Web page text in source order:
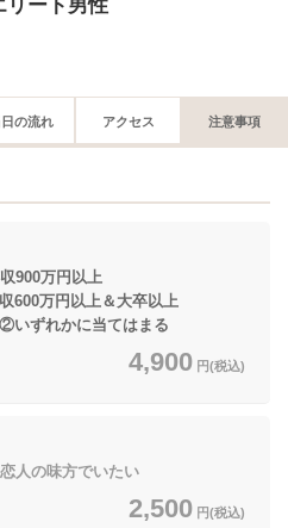
リート男性
日の流れ アクセス 注意事項
900万円以上
上＆大卒以上
当てはまる
4,900 円(税込)
人の味方でいたい
2,500 円(税込)